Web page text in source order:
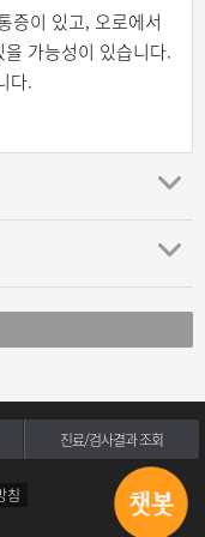
증이 있고, 오로에서
가능성이 있습니다.
다.
진료/검사결과 조회
침